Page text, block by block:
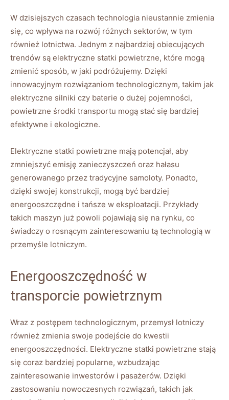
W⁢ dzisiejszych czasach technologia​ nieustannie‍ zmienia
się, co wpływa na​ rozwój różnych sektorów, w tym
również lotnictwa. Jednym z najbardziej obiecujących
‌trendów są elektryczne statki powietrzne, które mogą
zmienić sposób, w‍ jaki podróżujemy. Dzięki
innowacyjnym‌ rozwiązaniom technologicznym, takim jak
elektryczne silniki czy baterie o dużej pojemności,
powietrzne środki transportu mogą‍ stać się bardziej
efektywne‍ i ekologiczne.
Elektryczne⁤ statki powietrzne mają ‍potencjał, aby
zmniejszyć emisję zanieczyszczeń oraz hałasu⁤
generowanego przez tradycyjne samoloty.​ Ponadto,
dzięki‍ swojej konstrukcji, mogą być ‍bardziej
energooszczędne ‍i⁣ tańsze‍ w eksploatacji. Przykłady
takich ​maszyn‌ już powoli pojawiają się na​ rynku, co
⁣świadczy o rosnącym ⁢zainteresowaniu tą technologią w
przemyśle lotniczym.
Energooszczędność w
⁢transporcie powietrznym
Wraz z postępem technologicznym, przemysł lotniczy
⁣również zmienia swoje podejście do kwestii
energooszczędności. Elektryczne statki powietrzne⁢ stają
się coraz bardziej popularne,⁤ wzbudzając‍
zainteresowanie inwestorów i pasażerów. Dzięki⁤
zastosowaniu nowoczesnych rozwiązań, takich ⁢jak